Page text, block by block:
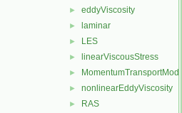
► eddyViscosity
► laminar
► LES
► linearViscousStress
► MomentumTransportModel
► nonlinearEddyViscosity
► RAS